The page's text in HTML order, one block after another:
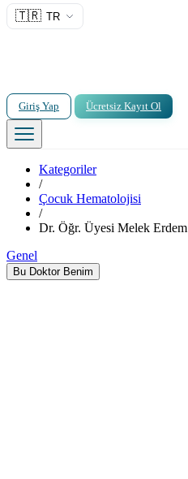
🇹🇷 TR
Giriş Yap Ücretsiz Kayıt Ol
Kategoriler
/
Çocuk Hematolojisi
/
Dr. Öğr. Üyesi Melek Erdem
Genel
Bu Doktor Benim